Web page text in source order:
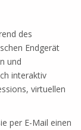
des
Endgerät
und
interaktiv
virtuellen
per E-Mail einen